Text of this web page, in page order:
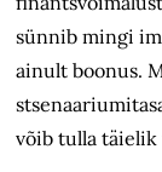
sünnib mingi
ainult boonus.
võib tulla täielik